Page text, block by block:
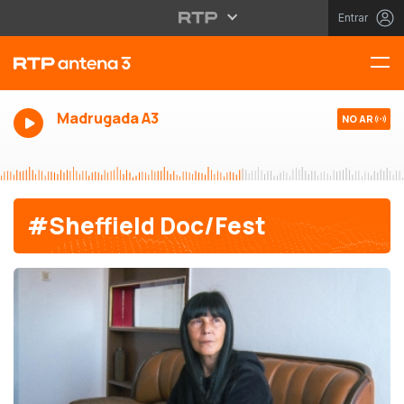
Entrar
Madrugada A3 NO AR
#Sheffield Doc/Fest